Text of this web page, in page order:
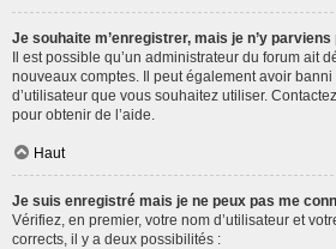
Je souhaite m’enregistrer, mais je n’y parviens
Il est possible qu’un administrateur du forum ait
nouveaux comptes. Il peut également avoir
d’utilisateur que vous souhaitez utiliser.
pour obtenir de l’aide.
Haut
Je suis enregistré mais je ne peux pas me
Vérifiez, en premier, votre nom d’utilisateur et
corrects, il y a deux possibilités :